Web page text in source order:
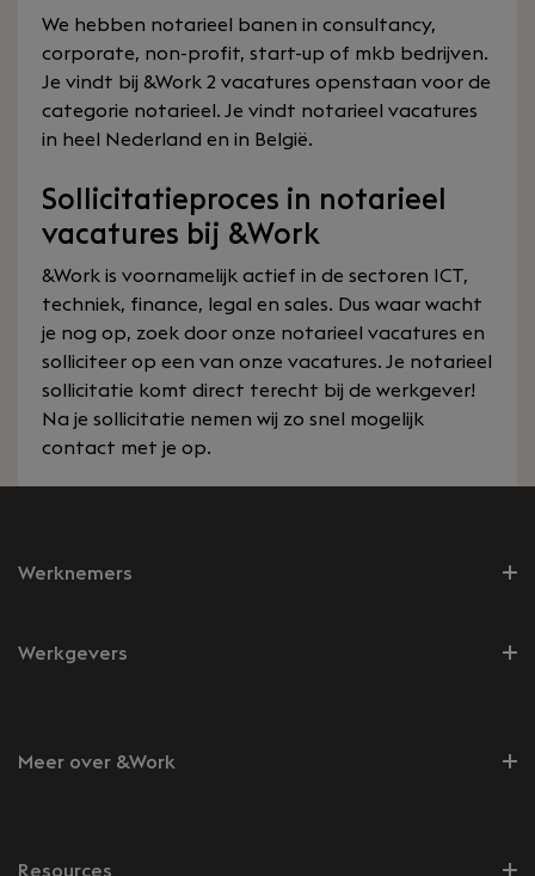
We hebben notarieel banen in consultancy,
corporate, non-profit, start-up of mkb bedrijven.
Je vindt bij &Work 2 vacatures openstaan voor de
categorie notarieel. Je vindt notarieel vacatures
in heel Nederland en in België.
Sollicitatieproces in notarieel
vacatures bij &Work
&Work is voornamelijk actief in de sectoren ICT,
techniek, finance, legal en sales. Dus waar wacht
je nog op, zoek door onze notarieel vacatures en
solliciteer op een van onze vacatures. Je notarieel
sollicitatie komt direct terecht bij de werkgever!
Na je sollicitatie nemen wij zo snel mogelijk
contact met je op.
Werknemers
Werkgevers
Meer over &Work
Resources